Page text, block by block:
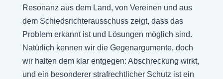
Resonanz aus dem Land, von Vereinen und aus
dem Schiedsrichterausschuss zeigt, dass das
Problem erkannt ist und Lösungen möglich sind.
Natürlich kennen wir die Gegenargumente, doch
wir halten dem klar entgegen: Abschreckung wirkt,
und ein besonderer strafrechtlicher Schutz ist ein